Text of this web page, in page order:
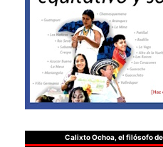
Calixto Ochoa, el filósofo